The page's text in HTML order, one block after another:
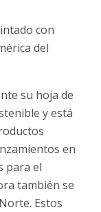
con
del
su hoja de
y está
en
para el
también se
Estos